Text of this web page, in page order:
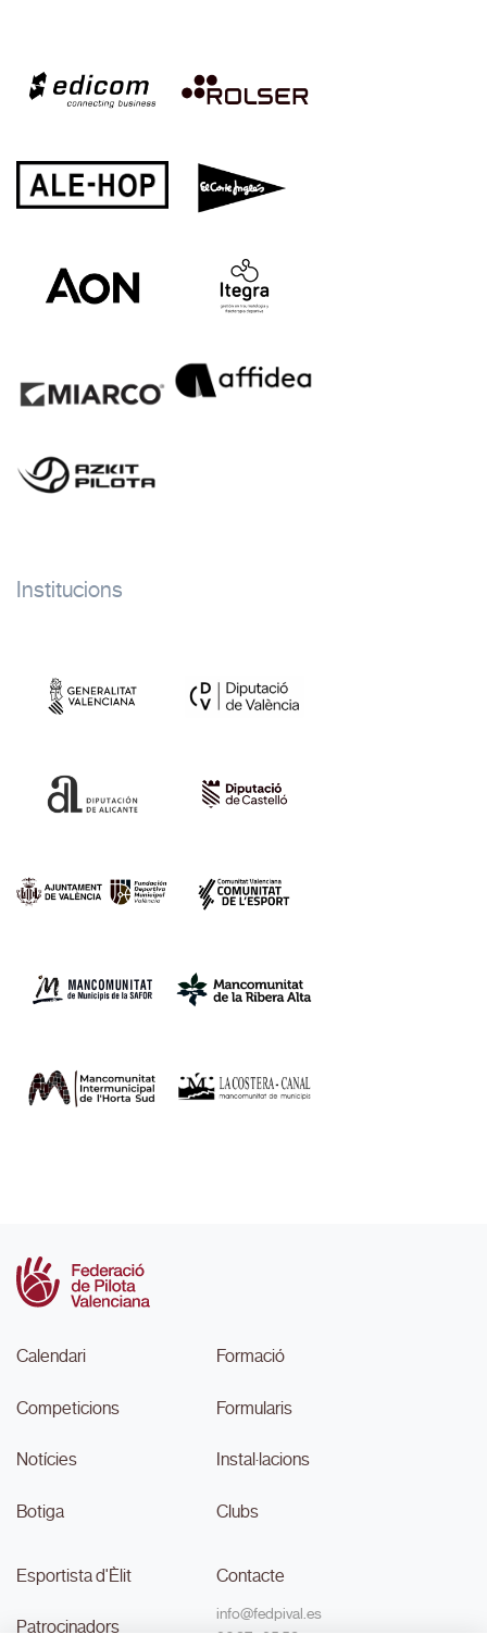
Institucions
Calendari
Competicions
Notícies
Botiga
Formació
Formularis
Instal·lacions
Clubs
Esportista d'Èlit
Patrocinadors
Contacte
info@fedpival.es
96 374 95 58